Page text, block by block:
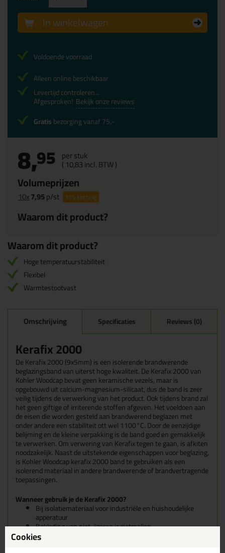
8,95 per stuk
( 10,83incl. BTW )
Volumeprijzen
10x7,95p/st 11%korting
Waarom dit product?
In winkelwagen
Voldoende voorraad
Alleen online beschikbaar
Levertijd controleren...
Afgesproken! Bekijk onze reviews
Gratisbezorging vanaf 75,-
Waarom dit product?
Hoge temperatuurstabiliteit
Flexibel
Warmtestootvast
Omschrijving Specificaties Reviews (0)
Kerafix 2000
De Kerafix 2000 (9x5mm) is een isolerende brandwerende
beglazingsband van uiterst hoge kwaliteit. De Kerafix 2000 van
Kohler Woodcap bevat geen keramische vezels, maar is
opgebouwd uit calcium-magnesium-silicaat, dus de band is zeer
veilig tijdens de verwerking van het product. Ook tijdens brand zal
het geen giftige of irriterende stoffen afgeven. Het voeldoen aan
de eisen die worden gesteld aan brandwerend beglazen met
onder andere een stabiliteit ott wel 1100°C. Door de eenzijdige
belijming en de kleine verpakking is de band goed en gemakkelijk
te verwerken. Om verwering van Kerafix tegen te gaan, is afkiten
noodzakelijk.Naast de uitstekende eigenschappen voor beglazing,
is Kohler Woodcap kerafix 2000 band te gebruiken als een
isolerend materiaal in andere brandwerende of brandvertragende
toepassingen.
Wanneer gebruik je de Kerafix 2000?
Bij isolatiemateriaal voor industriële en huishoudelijke
apperatuur
Bekleding van niet-ijzeren ingietmallen
Overdrachtsysteemen voor gesmolten aluminium
Scheidingsmiddel voor hard en zacht solderen
Cookies